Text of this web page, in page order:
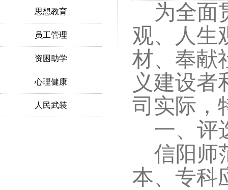
思想教育
员工管理
资困助学
心理健康
人民武装
为全面
观、人生
材、奉献
义建设者
司实际，
一、评
信阳师
本、专科